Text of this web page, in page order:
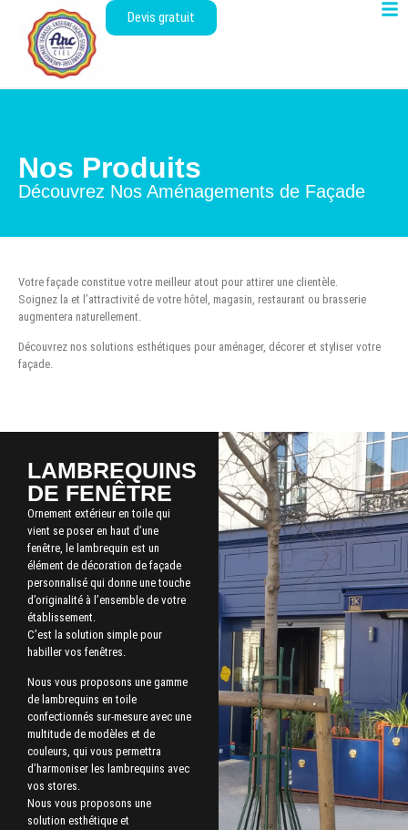
Devis gratuit
Nos Produits
Découvrez Nos Aménagements de Façade
Votre façade constitue votre meilleur atout pour attirer une clientèle.
Soignez la et l’attractivité de votre hôtel, magasin, restaurant ou brasserie
augmentera naturellement.
Découvrez nos solutions esthétiques pour aménager, décorer et styliser votre
façade.
LAMBREQUINS
DE FENÊTRE
Ornement extérieur en toile qui
vient se poser en haut d’une
fenêtre, le lambrequin est un
élément de décoration de façade
personnalisé qui donne une touche
d’originalité à l’ensemble de votre
établissement.
C’est la solution simple pour
habiller vos fenêtres.
Nous vous proposons une gamme
de lambrequins en toile
confectionnés sur-mesure avec une
multitude de modèles et de
couleurs, qui vous permettra
d’harmoniser les lambrequins avec
vos stores.
Nous vous proposons une
solution esthétique et